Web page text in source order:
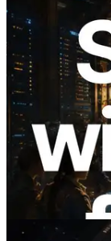
2026.08.05
ERPC
com
globais —
também